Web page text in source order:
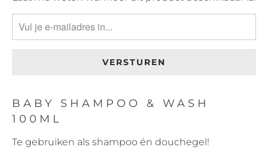
NL.PRODUCTS.NOTIFY_FORM.DESCRIPTION:
BABY SHAMPOO & WASH
100ML
Te gebruiken als shampoo én douchegel!